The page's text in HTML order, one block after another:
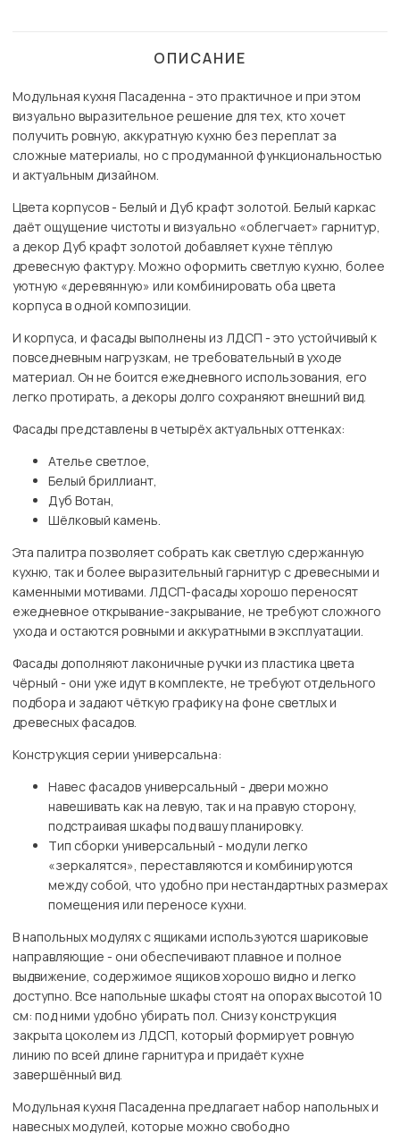
ОПИСАНИЕ
Модульная кухня Пасаденна - это практичное и при этом
визуально выразительное решение для тех, кто хочет
получить ровную, аккуратную кухню без переплат за
сложные материалы, но с продуманной функциональностью
и актуальным дизайном.
Цвета корпусов - Белый и Дуб крафт золотой. Белый каркас
даёт ощущение чистоты и визуально «облегчает» гарнитур,
а декор Дуб крафт золотой добавляет кухне тёплую
древесную фактуру. Можно оформить светлую кухню, более
уютную «деревянную» или комбинировать оба цвета
корпуса в одной композиции.
И корпуса, и фасады выполнены из ЛДСП - это устойчивый к
повседневным нагрузкам, не требовательный в уходе
материал. Он не боится ежедневного использования, его
легко протирать, а декоры долго сохраняют внешний вид.
Фасады представлены в четырёх актуальных оттенках:
Ателье светлое,
Белый бриллиант,
Дуб Вотан,
Шёлковый камень.
Эта палитра позволяет собрать как светлую сдержанную
кухню, так и более выразительный гарнитур с древесными и
каменными мотивами. ЛДСП-фасады хорошо переносят
ежедневное открывание-закрывание, не требуют сложного
ухода и остаются ровными и аккуратными в эксплуатации.
Фасады дополняют лаконичные ручки из пластика цвета
чёрный - они уже идут в комплекте, не требуют отдельного
подбора и задают чёткую графику на фоне светлых и
древесных фасадов.
Конструкция серии универсальна:
Навес фасадов универсальный - двери можно
навешивать как на левую, так и на правую сторону,
подстраивая шкафы под вашу планировку.
Тип сборки универсальный - модули легко
«зеркалятся», переставляются и комбинируются
между собой, что удобно при нестандартных размерах
помещения или переносе кухни.
В напольных модулях с ящиками используются шариковые
направляющие - они обеспечивают плавное и полное
выдвижение, содержимое ящиков хорошо видно и легко
доступно. Все напольные шкафы стоят на опорах высотой 10
см: под ними удобно убирать пол. Снизу конструкция
закрыта цоколем из ЛДСП, который формирует ровную
линию по всей длине гарнитура и придаёт кухне
завершённый вид.
Модульная кухня Пасаденна предлагает набор напольных и
навесных модулей, которые можно свободно